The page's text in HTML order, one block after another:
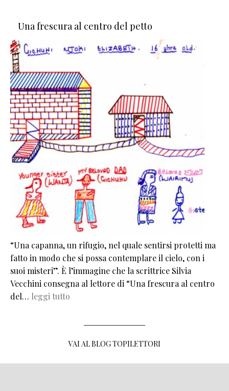
Una frescura al centro del petto
“Una capanna, un rifugio, nel quale sentirsi protetti ma
fatto in modo che si possa contemplare il cielo, con i
suoi misteri”. È l’immagine che la scrittrice Silvia
Vecchini consegna al lettore di “Una frescura al centro
del… leggi tutto
VAI AL BLOG TOPILETTORI